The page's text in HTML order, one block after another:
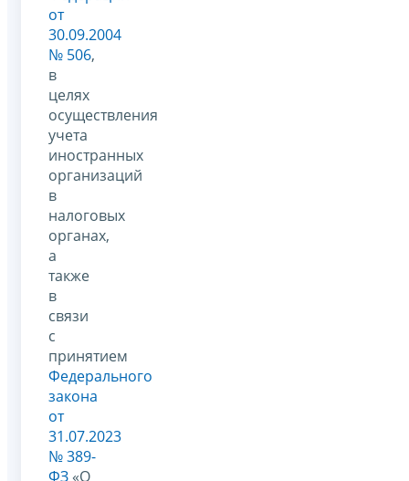
от
30.09.2004
№ 506,
в
целях
осуществления
учета
иностранных
организаций
в
налоговых
органах,
а
также
в
связи
с
принятием
Федерального
закона
от
31.07.2023
№ 389-
ФЗ «О